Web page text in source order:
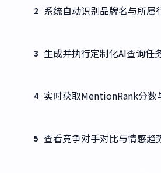
2 系统自动识别品牌名与所属
3 生成并执行定制化AI查询任
4 实时获取MentionRank分数
5 查看竞争对手对比与情感趋